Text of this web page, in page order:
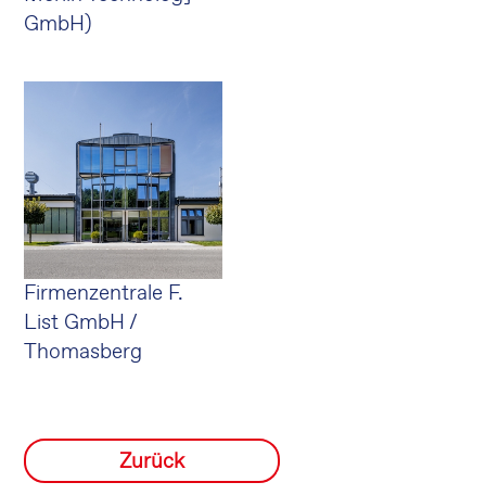
GmbH)
Firmenzentrale F.
List GmbH /
Thomasberg
Zurück